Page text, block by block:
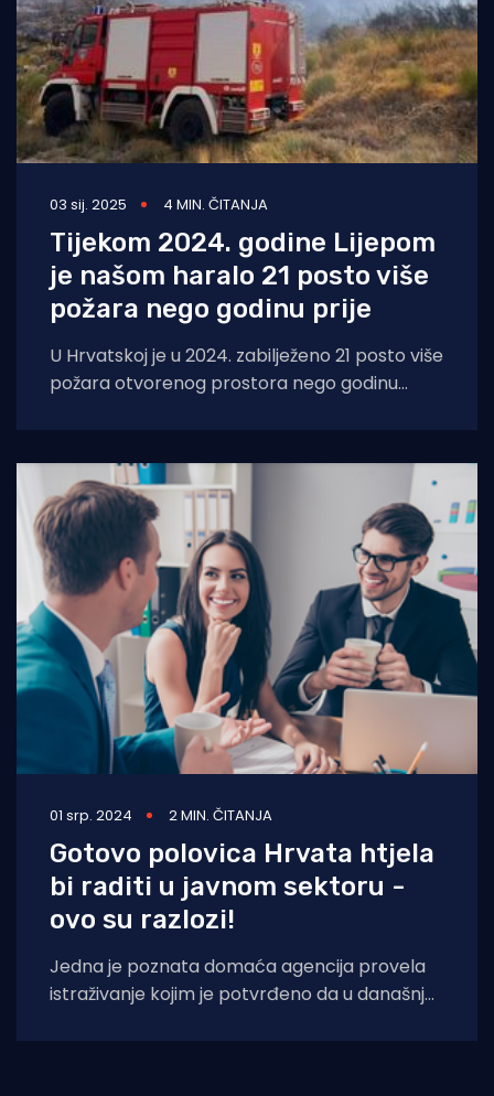
03 sij. 2025 4 MIN. ČITANJA
Tijekom 2024. godine Lijepom
je našom haralo 21 posto više
požara nego godinu prije
U Hrvatskoj je u 2024. zabilježeno 21 posto više
požara otvorenog prostora nego godinu
01 srp. 2024 2 MIN. ČITANJA
Gotovo polovica Hrvata htjela
bi raditi u javnom sektoru -
ovo su razlozi!
Jedna je poznata domaća agencija provela
istraživanje kojim je potvrđeno da u današnje